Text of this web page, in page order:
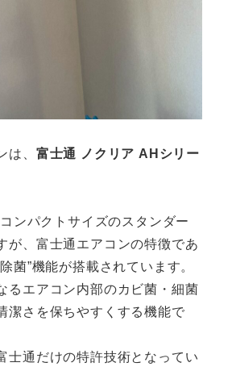
は、 富士通 ノクリア AHシリー
ンパクトサイズのスタンダー
が、富士通エアコンの特徴であ
菌”機能が搭載されています。
るエアコン内部のカビ菌・細菌
潔さを保ちやすくする機能で
士通だけの特許技術となってい